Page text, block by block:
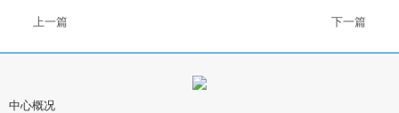
上一篇 下一篇
中心概况